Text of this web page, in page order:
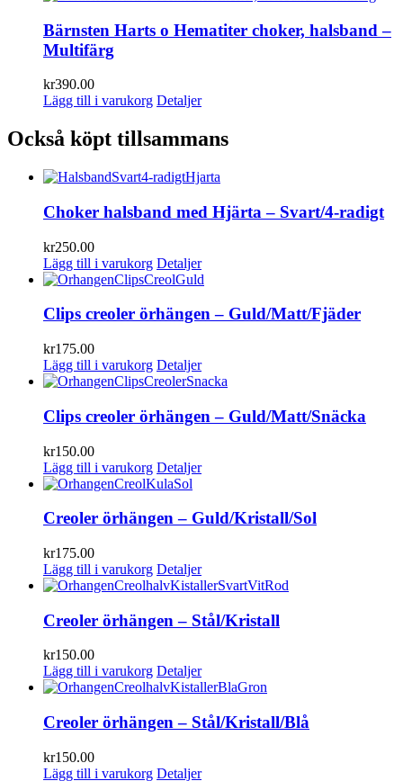
Bärnsten Harts o Hematiter choker, halsband –
Multifärg
kr390.00
Lägg till i varukorg Detaljer
Också köpt tillsammans
Choker halsband med Hjärta – Svart/4-radigt
kr250.00
Lägg till i varukorg Detaljer
Clips creoler örhängen – Guld/Matt/Fjäder
kr175.00
Lägg till i varukorg Detaljer
Clips creoler örhängen – Guld/Matt/Snäcka
kr150.00
Lägg till i varukorg Detaljer
Creoler örhängen – Guld/Kristall/Sol
kr175.00
Lägg till i varukorg Detaljer
Creoler örhängen – Stål/Kristall
kr150.00
Lägg till i varukorg Detaljer
Creoler örhängen – Stål/Kristall/Blå
kr150.00
Lägg till i varukorg Detaljer